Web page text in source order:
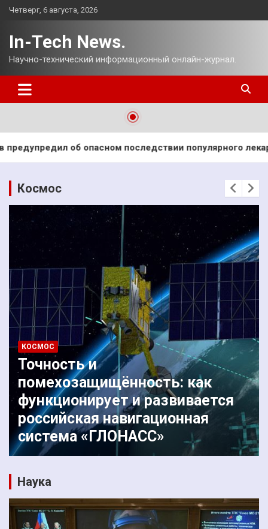
Перейти
Четверг, 6 августа, 2026
In-Tech News.
Научно-технический информационный онлайн-журнал.
популярного лекарства «Газпром» заявил
Космос
КОСМОС
Точность и
помехозащищённость: как
функционирует и развивается
российская навигационная
система «ГЛОНАСС»
Наука